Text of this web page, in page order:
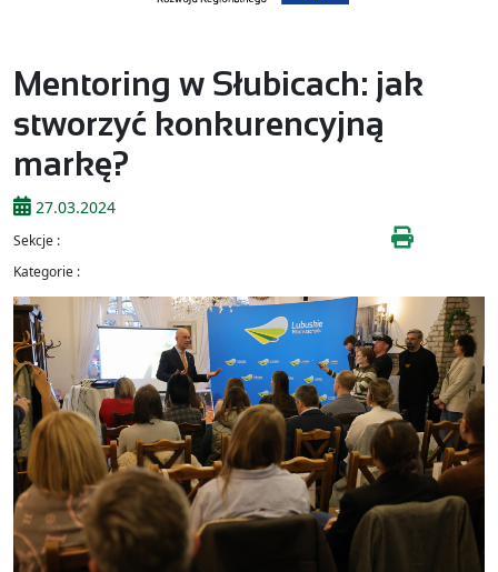
Mentoring w Słubicach: jak
stworzyć konkurencyjną
markę?
27.03.2024
Sekcje :
Kategorie :